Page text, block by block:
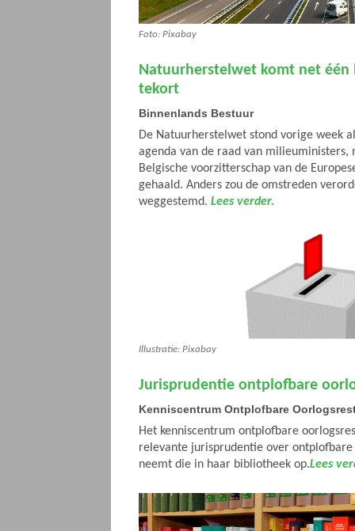
Foto: Pixabay
Natuurherstelwet komt net één
tekort
Binnenlands Bestuur
De Natuurherstelwet stond vorige week
agenda van de raad van milieuministers,
Belgische voorzitterschap van de
gehaald. Anders zou de omstreden
weggestemd. Lees verder.
Illustratie: Pixabay
Jurisprudentie ontplofbare
Kenniscentrum Ontplofbare
Het kenniscentrum ontplofbare
relevante jurisprudentie over ontplofbare
neemt die in haar bibliotheek op.Lees